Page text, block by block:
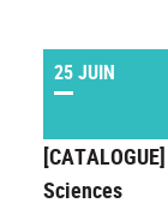
25 JUIN
Sciences